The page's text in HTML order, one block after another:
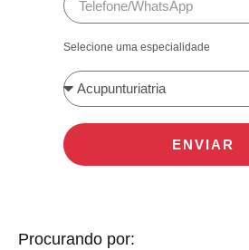
Procurando por:
Selecione uma especialidade
ENVIAR